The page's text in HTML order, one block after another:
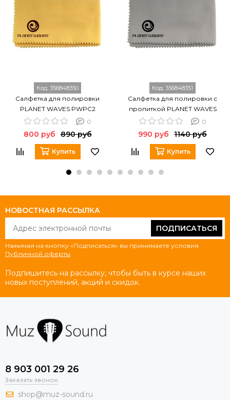
Код: 356848350
Салфетка для полировки
PLANET WAVES PWPC2
0
800 руб 890 руб
Купить
Код: 356848351
Салфетка для полировки с
пропиткой PLANET WAVES
PWPC1
0
990 руб 1140 руб
Купить
НОВОСТНАЯ РАССЫЛКА
ПОДПИСАТЬСЯ
Нажимая на кнопку «Подписаться» вы принимаете условия
Публичной оферты
Подпишитесь на рассылку, чтобы быть в курсе наших
новых поступлений, акций и скидок.
8 903 001 29 26
Заказать звонок
shop@muz-sound.ru